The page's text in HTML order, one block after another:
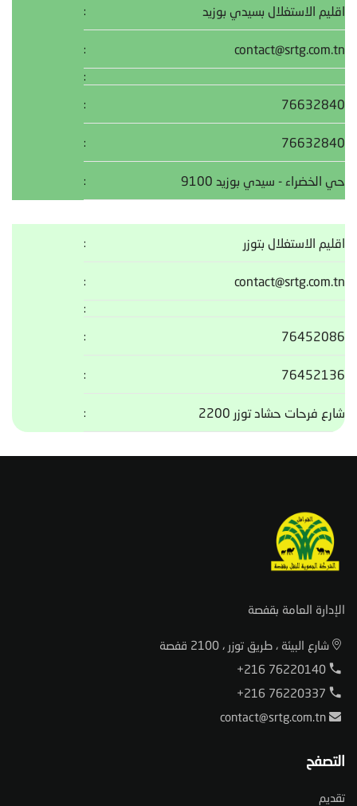
اقليم الاستغلال بسيدي بوزيد
contact@srtg.com.tn
76632840
76632840
حي الخضراء - سيدي بوزيد 9100
اقليم الاستغلال بتوزر
contact@srtg.com.tn
76452086
76452136
شارع فرحات حشاد توزر 2200
الإدارة العامة بقفصة
شارع البيئة ، طريق توزر ، 2100 قفصة
+216 76220140
+216 76220337
contact@srtg.com.tn
التصفح
تقديم